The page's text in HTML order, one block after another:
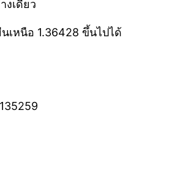
งเดียว
เหนือ 1.36428 ขึ้นไปได้